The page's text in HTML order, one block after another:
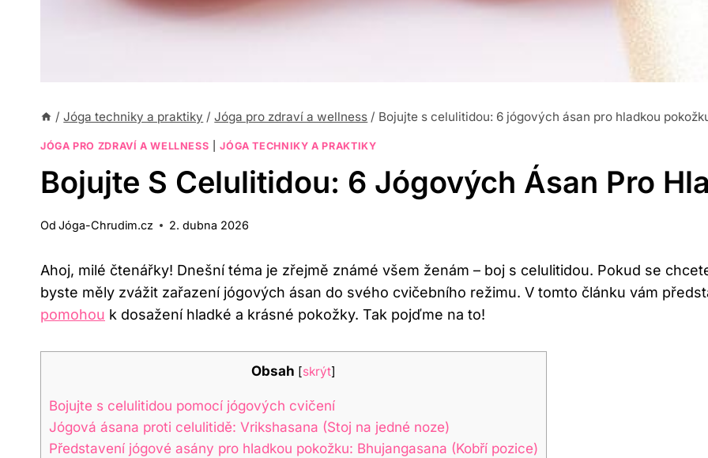
/ Jóga techniky a praktiky / Jóga pro zdraví a wellness / Bojujte s celulitidou: 6 jógových ásan pro hladkou
JÓGA PRO ZDRAVÍ A WELLNESS |JÓGA TECHNIKY A PRAKTIKY
Bojujte S Celulitidou: 6 Jógových Ásan Pro
Od Jóga-Chrudim.cz 2. dubna 2026
Ahoj, milé čtenářky! Dnešní téma je zřejmě známé všem ženám – boj s celulitidou. Pokud se
byste měly zvážit zařazení jógových ásan do svého cvičebního režimu. V tomto článku vám
pomohou k dosažení hladké a krásné pokožky. Tak pojďme na to!
Obsah [skrýt]
Bojujte s celulitidou pomocí jógových cvičení
Jógová ásana proti celulitidě: Vrikshasana (Stoj na jedné noze)
Představení jógové asány pro hladkou pokožku: Bhujangasana (Kobří pozice)